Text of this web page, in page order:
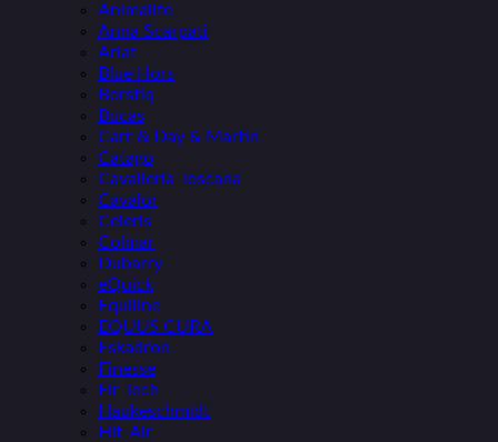
Animalife
Anna Scarpati
Ariat
Blue Hors
Borstiq
Bucas
Carr & Day & Martin
Catago
Cavalleria Toscana
Cavalor
Celeris
Colmar
Dubarry
eQuick
Equiline
EQUUS CURA
Eskadron
Finesse
Fir Tech
Haukeschmidt
Hit-Air